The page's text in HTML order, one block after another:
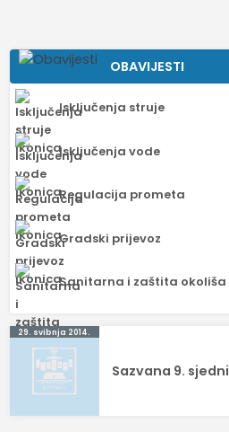
OBAVIJESTI
Isključenja struje
Isključenja vode
Regulacija prometa
Gradski prijevoz
Sanitarna i zaštita okoliša
Navigacija
objava
29. svibnja 2014.
Sazvana 9.